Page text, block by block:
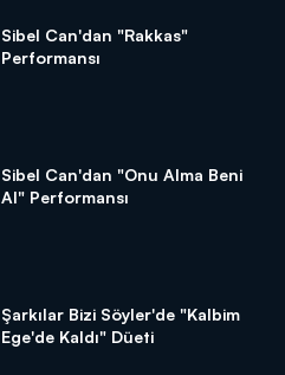
Sibel Can'dan "Rakkas"
Performansı
Sibel Can'dan "Onu Alma Beni
Al" Performansı
Şarkılar Bizi Söyler'de "Kalbim
Ege'de Kaldı" Düeti